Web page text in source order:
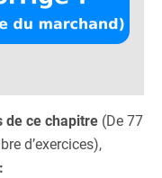
de ce chapitre (De 77
d’exercices),